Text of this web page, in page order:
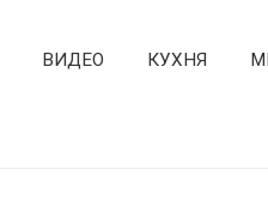
ВИДЕО КУХНЯ